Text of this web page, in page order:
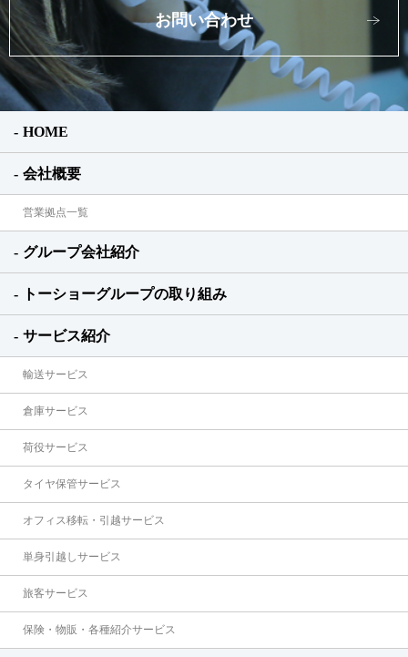
お問い合わせ
HOME
会社概要
営業拠点一覧
グループ会社紹介
トーショーグループの取り組み
サービス紹介
輸送サービス
倉庫サービス
荷役サービス
タイヤ保管サービス
オフィス移転・引越サービス
単身引越しサービス
旅客サービス
保険・物販・各種紹介サービス